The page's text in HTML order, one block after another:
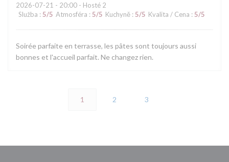
2026-07-21 - 20:00 - Hosté 2
Služba : 5/5 Atmosféra : 5/5 Kuchyně : 5/5 Kvalita / Cena : 5/5
Soirée parfaite en terrasse, les pâtes sont toujours aussi
bonnes et l'accueil parfait. Ne changez rien.
1 2 3